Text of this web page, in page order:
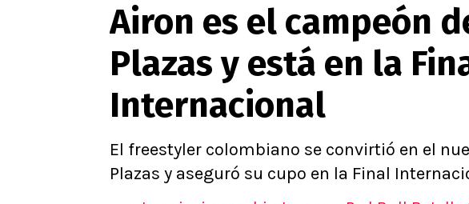
U de Chile
U Católica
Campeonato Nacional
Primera B
Segunda División
Copa Chile
Supercopa Chile
Campeonato Femenino
Alexis Sánchez
Carlos Palacios
Chilenos por el mundo
Airon es el campeón
Plazas y está en la
Internacional
El freestyler colombiano se convirtió en el
Plazas y aseguró su cupo en la Final